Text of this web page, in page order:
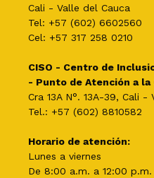
Cali - Valle del Cauca
Tel: +57 (602) 6602560
Cel: +57 317 258 0210
CISO - Centro de
- Punto de Atención a la
Cra 13A N°. 13A-39, Cali -
Tel.: +57 (602) 8810582
Horario de atención:
Lunes a viernes
De 8:00 a.m. a 12:00 p.m.